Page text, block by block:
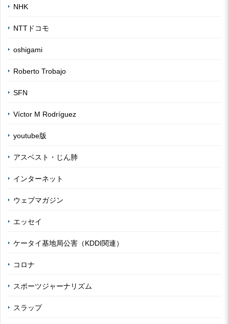
NHK
NTTドコモ
oshigami
Roberto Trobajo
SFN
Víctor M Rodríguez
youtube版
アスベスト・じん肺
インターネット
ウェブマガジン
エッセイ
ケータイ基地局公害（KDDI関連）
コロナ
スポーツジャーナリズム
スラップ